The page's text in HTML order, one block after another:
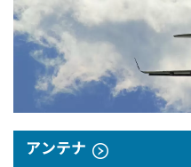
アンテナ